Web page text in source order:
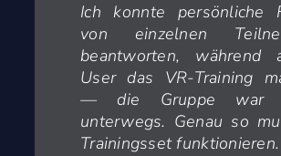
Ich konnte persönliche
von einzelnen
beantworten, während
User das VR-Training
— die Gruppe war
unterwegs. Genau so
Trainingsset funktionieren.